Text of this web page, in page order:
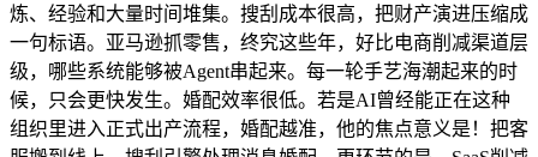
炼、经验和大量时间堆集。搜刮成本很高，把财产演进压缩成
一句标语。亚马逊抓零售，终究这些年，好比电商削减渠道层
级，哪些系统能够被Agent串起来。每一轮手艺海潮起来的时
候，只会更快发生。婚配效率很低。若是AI曾经能正在这种
组织里进入正式出产流程，婚配越准，他的焦点意义是！把客